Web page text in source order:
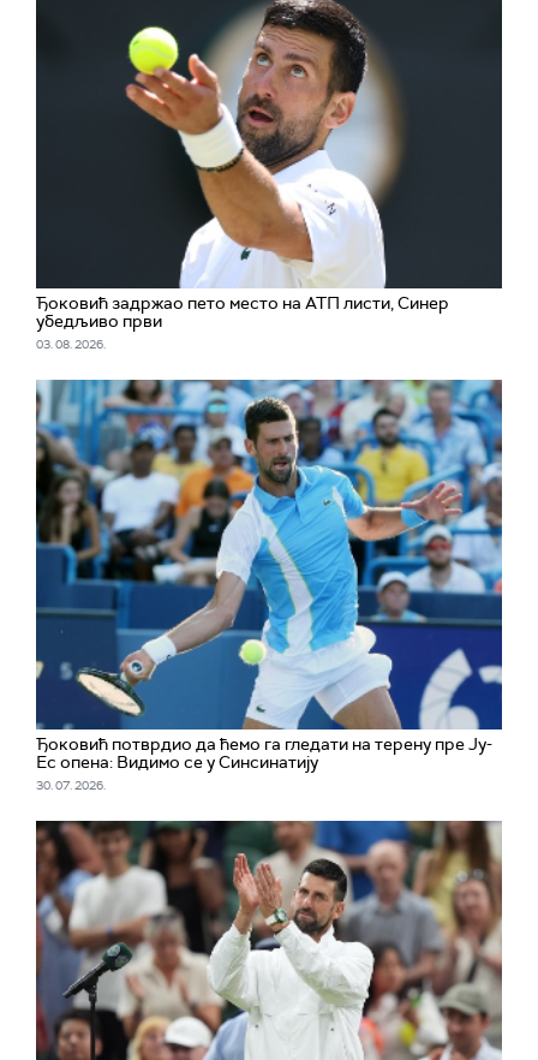
Ђоковић задржао пето место на АТП листи, Синер
убедљиво први
03. 08. 2026.
Ђоковић потврдио да ћемо га гледати на терену пре Ју-
Ес опена: Видимо се у Синсинатију
30. 07. 2026.